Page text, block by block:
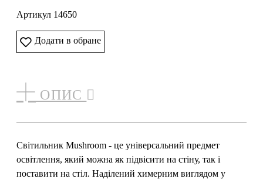
Артикул 14650
Додати в обране
ОПИС
Світильник Mushroom - це універсальний предмет
освітлення, який можна як підвісити на стіну, так і
поставити на стіл. Наділений химерним виглядом у